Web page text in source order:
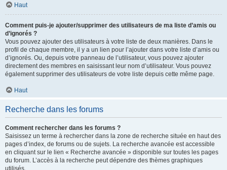
Haut
Comment puis-je ajouter/supprimer des utilisateurs de ma liste d’amis ou
d’ignorés ?
Vous pouvez ajouter des utilisateurs à votre liste de deux manières. Dans le
profil de chaque membre, il y a un lien pour l’ajouter dans votre liste d’amis ou
d’ignorés. Ou, depuis votre panneau de l’utilisateur, vous pouvez ajouter
directement des membres en saisissant leur nom d’utilisateur. Vous pouvez
également supprimer des utilisateurs de votre liste depuis cette même page.
Haut
Recherche dans les forums
Comment rechercher dans les forums ?
Saisissez un terme à rechercher dans la zone de recherche située en haut des
pages d’index, de forums ou de sujets. La recherche avancée est accessible
en cliquant sur le lien « Recherche avancée » disponible sur toutes les pages
du forum. L’accès à la recherche peut dépendre des thèmes graphiques
utilisés.